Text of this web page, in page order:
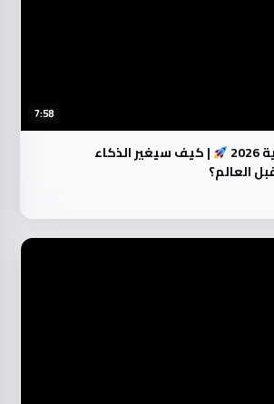
7:58
| كيف سيغير الذكاء
العالم؟